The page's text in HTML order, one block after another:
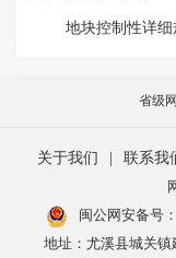
地块控制性详细
省级
关于我们 联系我
闽公网安备号：
地址：尤溪县城关